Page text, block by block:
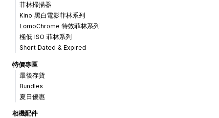
菲林掃描器
Kino 黑白電影菲林系列
LomoChrome 特效菲林系列
極低 ISO 菲林系列
Short Dated & Expired
特價專區
最後存貨
Bundles
夏日優惠
相機配件